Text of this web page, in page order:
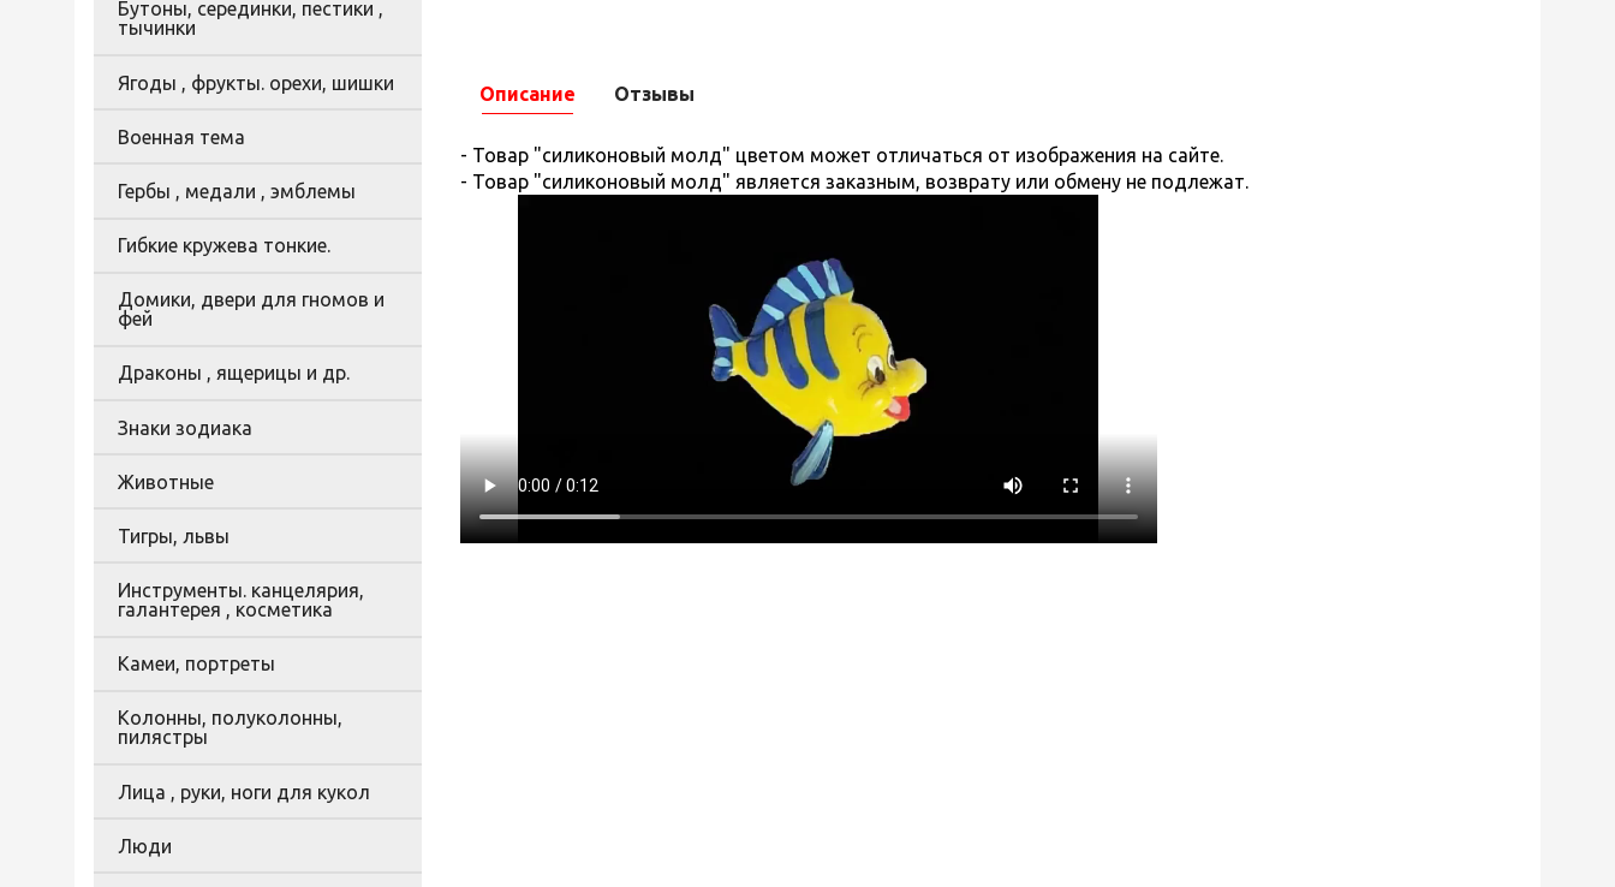
Описание
- Товар "силиконовый молд" цветом может отличаться от изображения на сайте.
- Товар "силиконовый молд" является заказным, возврату или обмену не подлежат.
Отзывы
Бутоны, серединки, пестики ,
тычинки
Ягоды , фрукты. орехи, шишки
Военная тема
Гербы , медали , эмблемы
Гибкие кружева тонкие.
Домики, двери для гномов и
фей
Драконы , ящерицы и др.
Знаки зодиака
Животные
Тигры, львы
Инструменты. канцелярия,
галантерея , косметика
Камеи, портреты
Колонны, полуколонны,
пилястры
Лица , руки, ноги для кукол
Люди